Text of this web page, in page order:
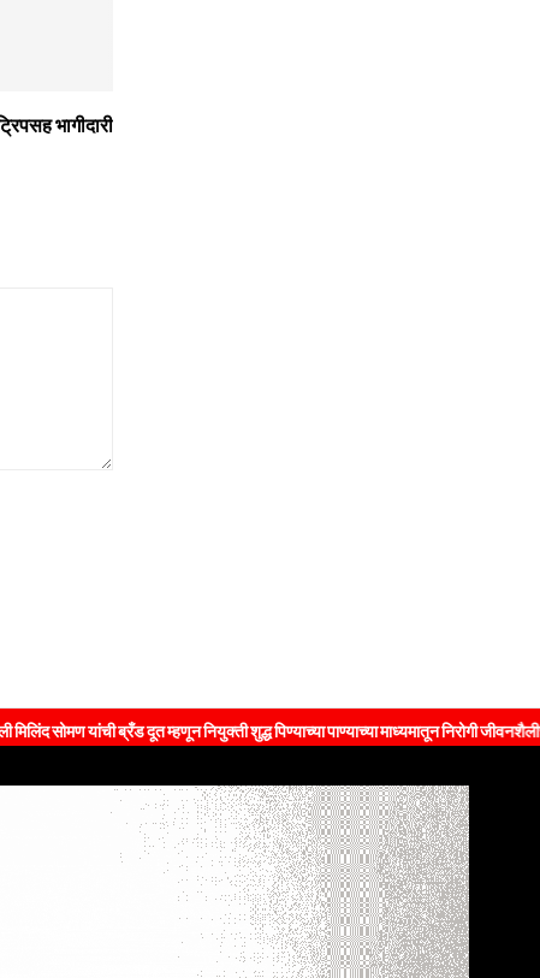
भागीदारी
ब्रँड दूत म्हणून नियुक्ती शुद्ध पिण्याच्या पाण्याच्या माध्यमातून निरोगी जीवनशैलीचा संदेश